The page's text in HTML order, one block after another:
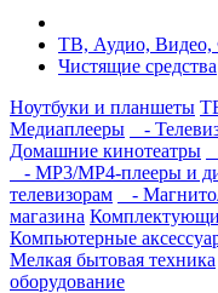
ТВ, Аудио, Видео,
Чистящие средства
Ноутбуки и планшеты
Медиаплееры
-
Домашние кинотеатры
- MP3/MP4-плееры и
телевизорам
-
магазина
Компьютерные
Мелкая бытовая техника
оборудование